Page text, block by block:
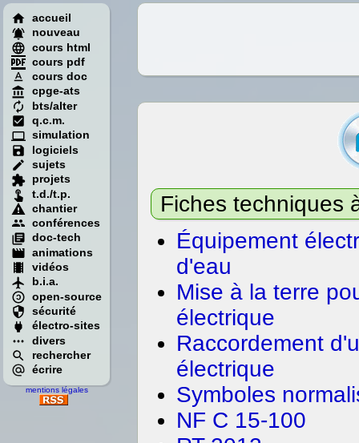
accueil
nouveau
cours html
cours pdf
cours doc
cpge-ats
bts/alter
q.c.m.
simulation
logiciels
sujets
projets
t.d./t.p.
chantier
conférences
doc-tech
animations
vidéos
b.i.a.
open-source
sécurité
électro-sites
divers
rechercher
écrire
mentions légales
Fiches techniques
Équipement
d'eau
Mise à la terre
électrique
Raccordement
électrique
Symboles
NF C 15-100